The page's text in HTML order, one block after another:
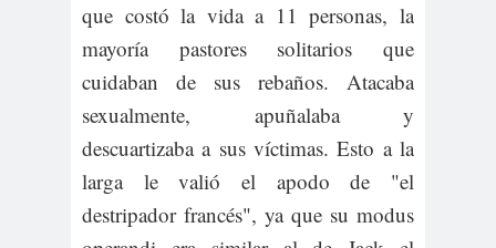
que costó la vida a 11 personas, la
mayoría pastores solitarios que
cuidaban de sus rebaños. Atacaba
sexualmente, apuñalaba y
descuartizaba a sus víctimas. Esto a la
larga le valió el apodo de "el
destripador francés", ya que su modus